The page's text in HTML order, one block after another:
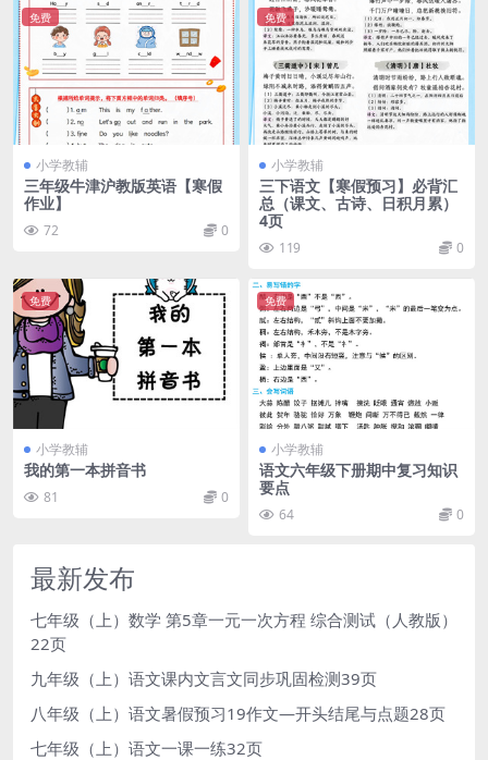
免费
小学教辅
三年级牛津沪教版英语【寒假
作业】
72 0
免费
小学教辅
三下语文【寒假预习】必背汇
总（课文、古诗、日积月累）
4页
119 0
免费
小学教辅
我的第一本拼音书
81 0
免费
小学教辅
语文六年级下册期中复习知识
要点
64 0
最新发布
七年级（上）数学 第5章一元一次方程 综合测试（人教版）
22页
九年级（上）语文课内文言文同步巩固检测39页
八年级（上）语文暑假预习19作文—开头结尾与点题28页
七年级（上）语文一课一练32页